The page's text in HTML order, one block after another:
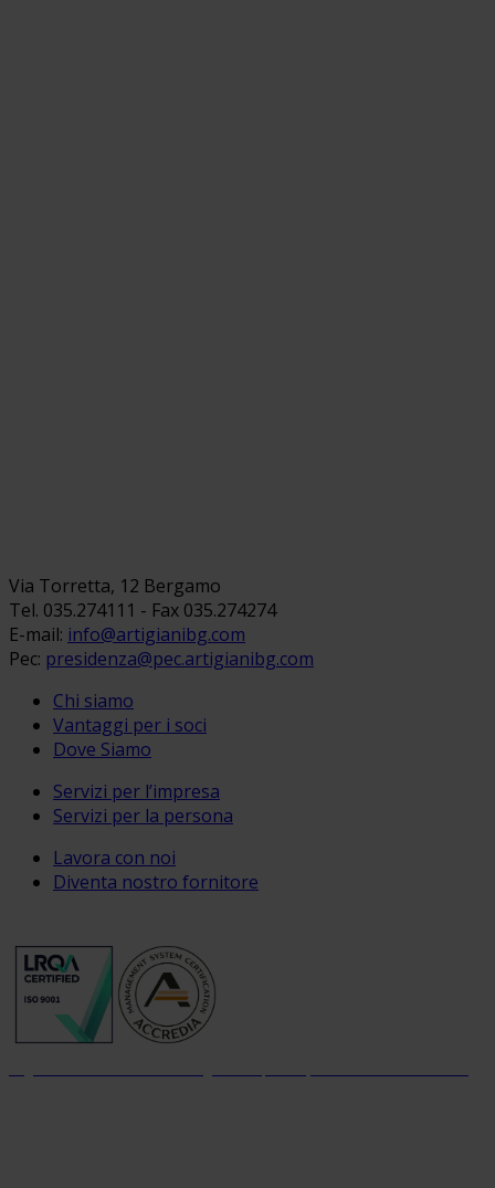
Via Torretta, 12 Bergamo
Tel. 035.274111 - Fax 035.274274
E-mail: info@artigianibg.com
Pec: presidenza@pec.artigianibg.com
Chi siamo
Vantaggi per i soci
Dove Siamo
Servizi per l’impresa
Servizi per la persona
Lavora con noi
Diventa nostro fornitore